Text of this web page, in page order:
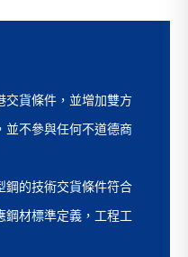
交貨條件，並增加雙方
並不參與任何不道德商
鋼的技術交貨條件符合
鋼材標準定義，工程工